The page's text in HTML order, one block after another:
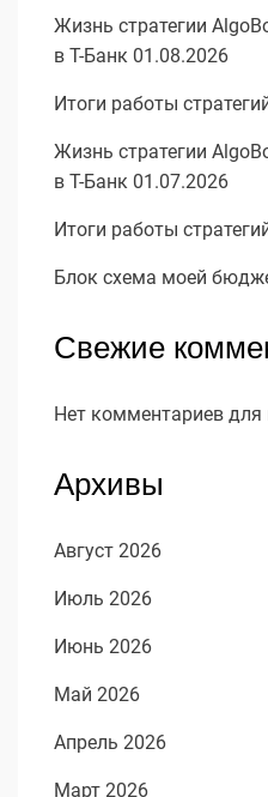
Жизнь стратегии
в Т-Банк 01.08.2026
Итоги работы
Жизнь стратегии
в Т-Банк 01.07.2026
Итоги работы
Блок схема моей
Свежие
Нет комментариев для
Архивы
Август 2026
Июль 2026
Июнь 2026
Май 2026
Апрель 2026
Март 2026